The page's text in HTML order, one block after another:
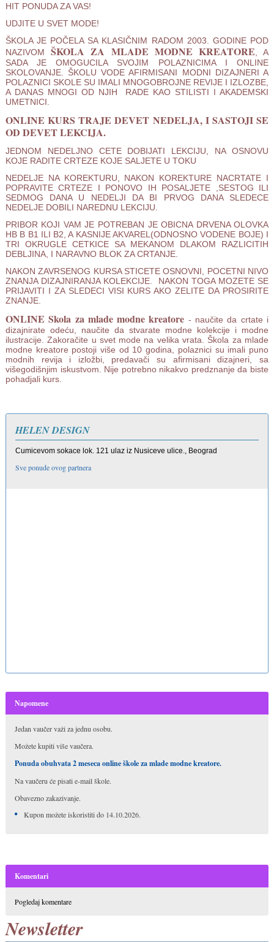
HIT PONUDA ZA VAS!
UDJITE U SVET MODE!
ŠKOLA JE POČELA SA KLASIČNIM RADOM 2003. GODINE POD
NAZIVOMŠKOLA ZA MLADE MODNE KREATORE , A
SADA JE OMOGUCILA SVOJIM POLAZNICIMA I ONLINE
SKOLOVANJE. ŠKOLU VODE AFIRMISANI MODNI DIZAJNERI A
POLAZNICI SKOLE SU IMALI MNOGOBROJNE REVIJE I IZLOZBE,
A DANAS MNOGI OD NJIH RADE KAO STILISTI I AKADEMSKI
UMETNICI.
ONLINE KURS TRAJE DEVET NEDELJA, I SASTOJI SE
OD DEVET LEKCIJA.
JEDNOM NEDELJNO CETE DOBIJATI LEKCIJU, NA OSNOVU
KOJE RADITE CRTEZE KOJE SALJETE U TOKU
NEDELJE NA KOREKTURU, NAKON KOREKTURE NACRTATE I
POPRAVITE CRTEZE I PONOVO IH POSALJETE ,SESTOG ILI
SEDMOG DANA U NEDELJI DA BI PRVOG DANA SLEDECE
NEDELJE DOBILI NAREDNU LEKCIJU.
PRIBOR KOJI VAM JE POTREBAN JE OBICNA DRVENA OLOVKA
HB B B1 ILI B2, A KASNIJE AKVAREL(ODNOSNO VODENE BOJE) I
TRI OKRUGLE CETKICE SA MEKANOM DLAKOM RAZLICITIH
DEBLJINA, I NARAVNO BLOK ZA CRTANJE.
NAKON ZAVRSENOG KURSA STICETE OSNOVNI, POCETNI NIVO
ZNANJA DIZAJNIRANJA KOLEKCIJE. NAKON TOGA MOZETE SE
PRIJAVITI I ZA SLEDECI VISI KURS AKO ZELITE DA PROSIRITE
ZNANJE.
ONLINE Skola za mlade modne kreatore - naučite da crtate i
dizajnirate odeću, naučite da stvarate modne kolekcije i modne
ilustracije. Zakoračite u svet mode na velika vrata. Škola za mlade
modne kreatore postoji više od 10 godina, polaznici su imali puno
modnih revija i izložbi, predavači su afirmisani dizajneri, sa
višegodišnjim iskustvom. Nije potrebno nikakvo predznanje da biste
pohadjali kurs.
HELEN DESIGN
Cumicevom sokace lok. 121 ulaz iz Nusiceve ulice., Beograd
Sve ponude ovog partnera
Napomene
Jedan vaučer važi za jednu osobu.
Možete kupiti više vaučera.
Ponuda obuhvata 2 meseca online škole za mlade modne kreatore.
Na vaučeru će pisati e-mail škole.
Obavezno zakazivanje.
Kupon možete iskoristiti do 14.10.2026.
Komentari
Pogledaj komentare
Newsletter